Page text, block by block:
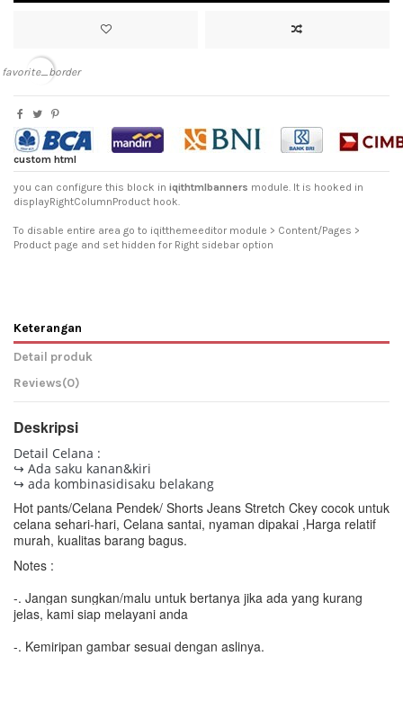
favorite_border
custom html
you can configure this block in iqithtmlbanners module. It is hooked in
displayRightColumnProduct hook.
To disable entire area go to iqitthemeeditor module > Content/Pages >
Product page and set hidden for Right sidebar option
Keterangan
Detail produk
Reviews(0)
Deskripsi
Detail Celana :
↪ Ada saku kanan&kiri
↪ ada kombinasidisaku belakang
Hot pants/Celana Pendek/ Shorts Jeans Stretch Ckey cocok untuk
celana sehari-hari, Celana santai, nyaman dipakai ,Harga relatif
murah, kualitas barang bagus.
Notes :
-. Jangan sungkan/malu untuk bertanya jika ada yang kurang
jelas, kami siap melayani anda
-. Kemiripan gambar sesuai dengan aslinya.